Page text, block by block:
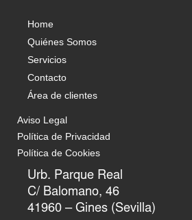
Home
Quiénes Somos
Servicios
Contacto
Área de clientes
Aviso Legal
Política de Privacidad
Política de Cookies
Urb. Parque Real
C/ Balomano, 46
41960 – Gines (Sevilla)